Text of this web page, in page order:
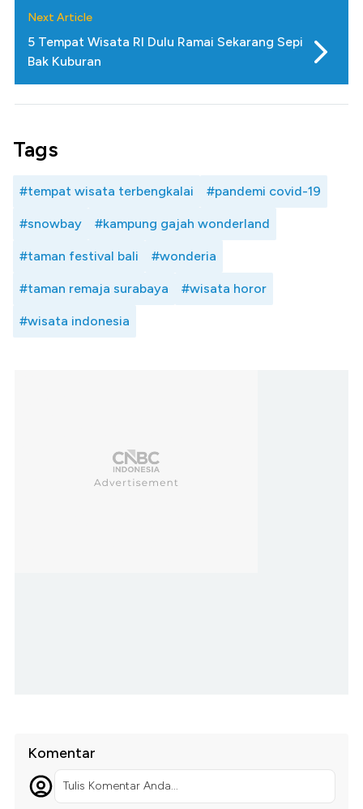
Next Article
5 Tempat Wisata RI Dulu Ramai Sekarang Sepi
Bak Kuburan
Tags
#tempat wisata terbengkalai #pandemi covid-19
#snowbay #kampung gajah wonderland
#taman festival bali #wonderia
#taman remaja surabaya #wisata horor
#wisata indonesia
Komentar
Tulis Komentar Anda...